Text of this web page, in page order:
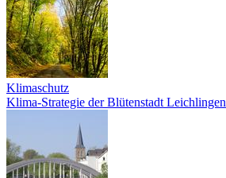
Klimaschutz
Klima-Strategie der Blütenstadt Leichlingen